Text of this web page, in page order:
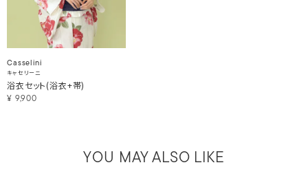
Casselini
キャセリーニ
浴衣セット(浴衣+帯)
¥ 9,900
YOU MAY ALSO LIKE